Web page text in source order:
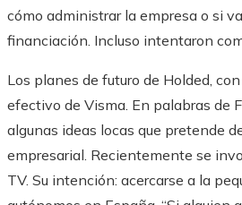
cómo administrar la empresa o si
financiación. Incluso intentaron
Los planes de futuro de Holded,
efectivo de Visma. En palabras de
algunas ideas locas que pretende
empresarial. Recientemente se
TV. Su intención: acercarse a la